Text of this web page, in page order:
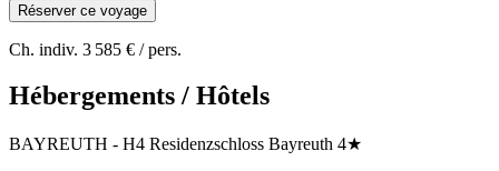
Réserver ce voyage
Ch. indiv. 3 585 € / pers.
Hébergements / Hôtels
BAYREUTH - H4 Residenzschloss Bayreuth 4★